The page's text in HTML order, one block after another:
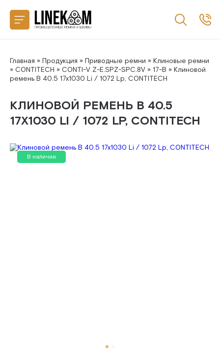
Главная » Продукция » Приводные ремни » Клиновые ремни
» CONTITECH » CONTI-V Z-E.SPZ-SPC.8V » 17-B » Клиновой
ремень B 40.5 17x1030 Li / 1072 Lp, CONTITECH
КЛИНОВОЙ РЕМЕНЬ B 40.5
17X1030 LI / 1072 LP, CONTITECH
В наличии
Назад
SANLUX
MEGADYNE
MITSUBOSHI